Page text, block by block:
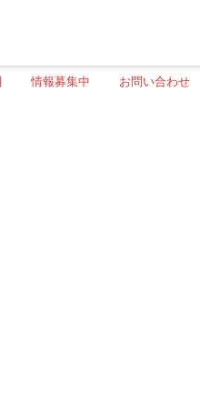
情報募集中 お問い合わせ